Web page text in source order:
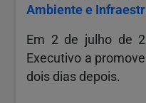
Ambiente e
Em 2 de julho de
Executivo a
dois dias depois.